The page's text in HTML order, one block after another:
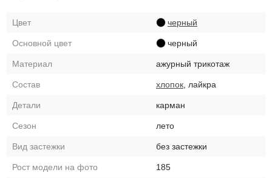
Цвет черный
Основной цвет черный
Материал ажурный трикотаж
Состав хлопок , лайкра
Детали карман
Сезон лето
Вид застежки без застежки
Рост модели на фото 185